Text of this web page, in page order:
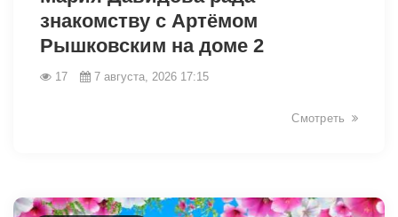
знакомству с Артёмом
Рышковским на доме 2
17 7 августа, 2026 17:15
Смотреть